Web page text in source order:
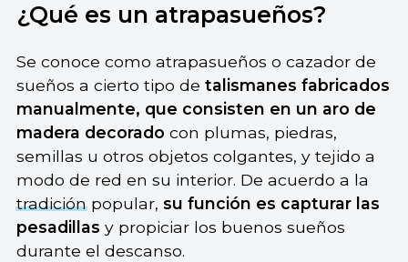
¿Qué es un atrapasueños?
Se conoce como atrapasueños o cazador de
sueños a cierto tipo de talismanes fabricados
manualmente, que consisten en un aro de
madera decorado con plumas, piedras,
semillas u otros objetos colgantes, y tejido a
modo de red en su interior. De acuerdo a la
tradiciónpopular, su función es capturar las
pesadillas y propiciar los buenos sueños
durante el descanso.